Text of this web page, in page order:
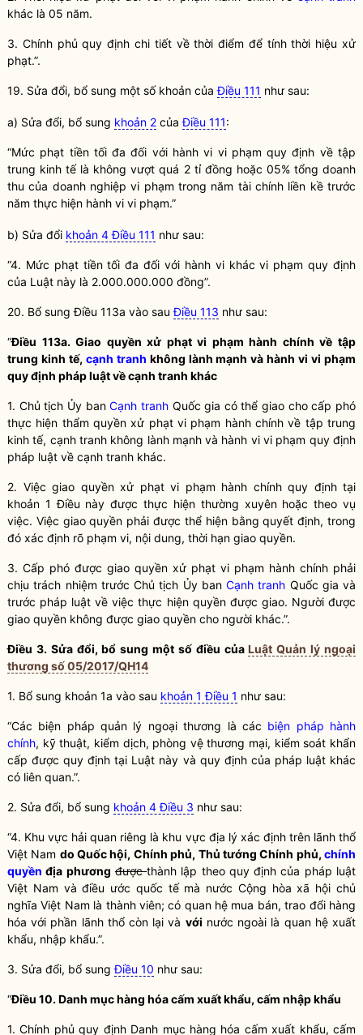
khác là 05 năm.
3. Chính phủ quy định chi tiết về thời điểm để tính thời hiệu xử
phạt.”.
19. Sửa đổi, bổ sung một số khoản củaĐiều 111 như sau:
a) Sửa đổi, bổ sung khoản 2 củaĐiều 111:
“Mức phạt tiền tối đa đối với hành vi vi phạm quy định về tập
trung kinh tế là không vượt quá 2 tỉ đồng hoặc 05% tổng doanh
thu của doanh nghiệp vi phạm trong năm tài chính liền kề trước
năm thực hiện hành vi vi phạm.”
b) Sửa đổi khoản 4 Điều 111 như sau:
“4. Mức phạt tiền tối đa đối với hành vi khác vi phạm quy định
của Luật này là 2.000.000.000 đồng”.
20. Bổ sung Điều 113a vào sauĐiều 113 như sau:
“Điều 113a. Giao quyền xử phạt vi phạm hành chính về tập
trung kinh tế, cạnh tranh không lành mạnh và hành vi vi phạm
quy định phápluậtvềcạnh tranh khác
1. Chủ tịch Ủy banCạnh tranh Quốc gia có thể giao cho cấp phó
thực hiện thẩm quyền xử phạt vi phạm hành chính về tập trung
kinh tế, cạnh tranhkhông lành mạnh và hành vi vi phạm quy định
pháp luật về cạnh tranh khác.
2. Việc giao quyền xử phạt vi phạm hành chính quy định tại
khoản 1 Điều này được thực hiện thường xuyên hoặc theo vụ
việc. Việc giao quyền phải được thể hiện bằng quyết định, trong
đó xác định rõ phạm vi, nội dung, thời hạn giao quyền.
3. Cấp phó được giao quyền xử phạt vi phạm hành chính phải
chịu trách nhiệm trước Chủ tịch Ủy ban Cạnh tranh Quốc gia và
trước pháp luật về việc thực hiện quyền được giao. Người được
giao quyền không được giao quyền cho người khác.”.
Điều 3. Sửa đổi, bổ sung một số điều củaLuật Quản lý ngoại
thương số 05/2017/QH14
1. Bổ sung khoản 1a vào sau khoản 1 Điều 1 như sau:
“Các biện pháp quản lý ngoại thương là các biện pháp hành
chính, kỹ thuật, kiểm dịch, phòng vệ thương mại, kiểm soát khẩn
cấp được quy định tại Luật này và quy định của pháp luậtkhác
có liên quan.”.
2. Sửa đổi, bổ sung khoản 4 Điều 3 như sau:
“4. Khu vực hải quan riêng là khu vực địa lý xác định trên lãnh thổ
Việt Nam doQuốc hội, Chính phủ, Thủ tướng Chính phủ,chính
quyền địa phương đượcthành lập theo quy định của pháp luật
Việt Nam và điều ước quốc tế mà nước Cộng hòa xã hội chủ
nghĩa Việt Nam là thành viên; có quan hệ mua bán, trao đổi hàng
hóa với phần lãnh thổ còn lại và với nước ngoài là quan hệ xuất
khẩu, nhập khẩu.”.
3. Sửa đổi, bổ sungĐiều 10 như sau:
“Điều 10. Danh mục hàng hóa cấm xuất khẩu, cấm nhập khẩu
1. Chính phủ quy định Danh mục hàng hóa cấm xuất khẩu, cấm